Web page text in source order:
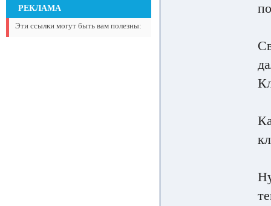
РЕКЛАМА
Эти ссылки могут быть вам полезны: